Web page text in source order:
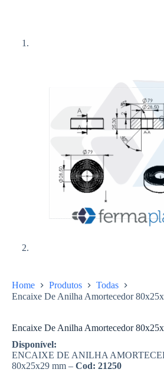
Home Produtos
Todas
Encaixe De Anilha Amortecedor
Encaixe De Anilha Amortecedor
Disponível:
ENCAIXE DE ANILHA
80x25x29 mm – Cod: 21250